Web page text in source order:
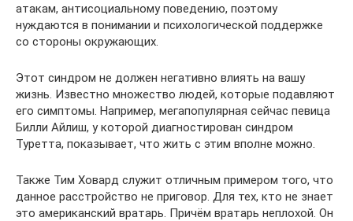
атакам, антисоциальному поведению, поэтому
нуждаются в понимании и психологической поддержке
со стороны окружающих.
Этот синдром не должен негативно влиять на вашу
жизнь. Известно множество людей, которые подавляют
его симптомы. Например, мегапопулярная сейчас певица
Билли Айлиш, у которой диагностирован синдром
Туретта, показывает, что жить с этим вполне можно.
Также Тим Ховард служит отличным примером того, что
данное расстройство не приговор. Для тех, кто не знает
это американский вратарь. Причём вратарь неплохой. Он